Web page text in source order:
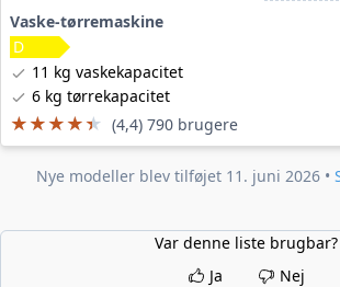
Vaske-tørremaskine
11 kg vaskekapacitet
6 kg tørrekapacitet
★★★★★
★★★★★ (4,4) 790 brugere
Nye modeller blev tilføjet 11. juni 2026 •
Var denne liste brugbar?
Ja
Nej